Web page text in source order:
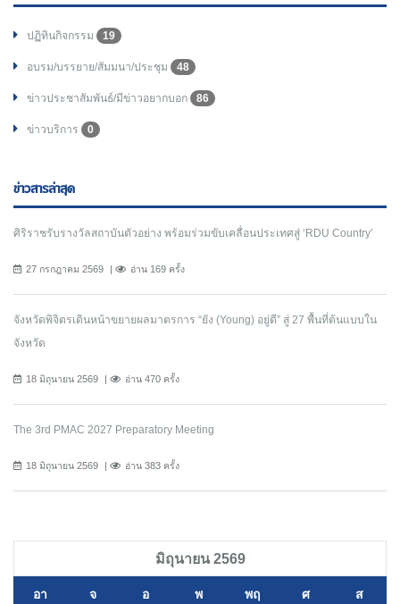
ปฏิทินกิจกรรม 19
อบรม/บรรยาย/สัมมนา/ประชุม 48
ข่าวประชาสัมพันธ์/มีข่าวอยากบอก 86
ข่าวบริการ 0
ข่าวสารล่าสุด
ศิริราชรับรางวัลสถาบันตัวอย่าง พร้อมร่วมขับเคลื่อนประเทศสู่ ‘RDU Country’
27 กรกฎาคม 2569 อ่าน 169 ครั้ง
จังหวัดพิจิตรเดินหน้าขยายผลมาตรการ “ยัง (Young) อยู่ดี” สู่ 27 พื้นที่ต้นแบบใน
จังหวัด
18 มิถุนายน 2569 อ่าน 470 ครั้ง
The 3rd PMAC 2027 Preparatory Meeting
18 มิถุนายน 2569 อ่าน 383 ครั้ง
มิถุนายน 2569
อา จ อ พ พฤ ศ ส